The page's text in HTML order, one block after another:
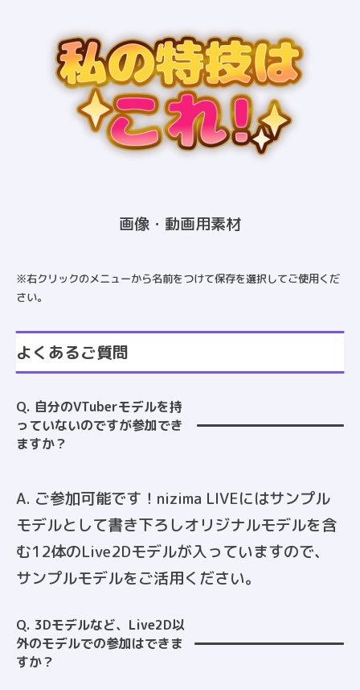
画像・動画用素材
※右クリックのメニューから名前をつけて保存を選択してご使用くだ
さい。
よくあるご質問
Q. 自分のVTuberモデルを持
っていないのですが参加でき
ますか？
A. ご参加可能です！nizima LIVEにはサンプル
モデルとして書き下ろしオリジナルモデルを含
む12体のLive2Dモデルが入っていますので、
サンプルモデルをご活用ください。
Q. 3Dモデルなど、Live2D以
外のモデルでの参加はできま
すか？